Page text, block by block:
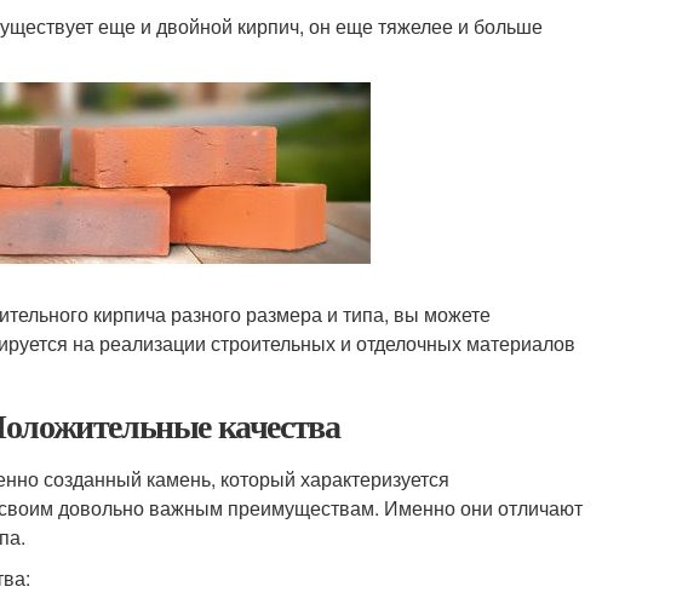
еще и двойной кирпич, он еще тяжелее и больше
кирпича разного размера и типа, вы можете
на реализации строительных и отделочных материалов
качества
созданный камень, который характеризуется
довольно важным преимуществам. Именно они отличают